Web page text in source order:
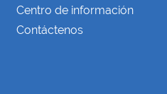
Centro de información
Contáctenos